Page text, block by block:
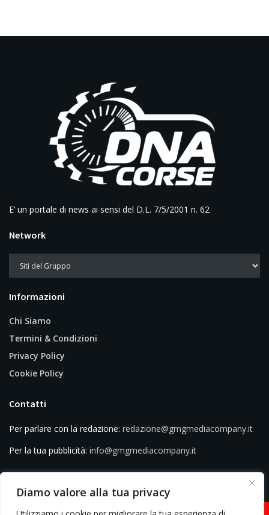
Diamo valore alla tua privacy
E’ un portale di news ai sensi del D.L. 7/5/2001 n. 62
Network
Informazioni
Chi Siamo
Termini & Condizioni
Privacy Policy
Cookie Policy
Contatti
Per parlare con la redazione: redazione@gmgmediacompany.it
Per la tua pubblicità: info@gmgmediacompany.it